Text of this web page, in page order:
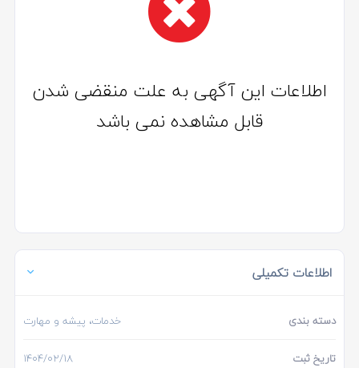
اطلاعات این آگهی به علت منقضی شدن
قابل مشاهده نمی باشد
اطلاعات تکمیلی
دسته بندی خدمات، پیشه و مهارت
تاریخ ثبت ۱۴۰۴/۰۲/۱۸